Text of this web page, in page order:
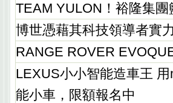
TEAM YULON！裕隆集
博世憑藉其科技領導者實
RANGE ROVER
LEXUS小小智能造車王
能小車，限額報名中